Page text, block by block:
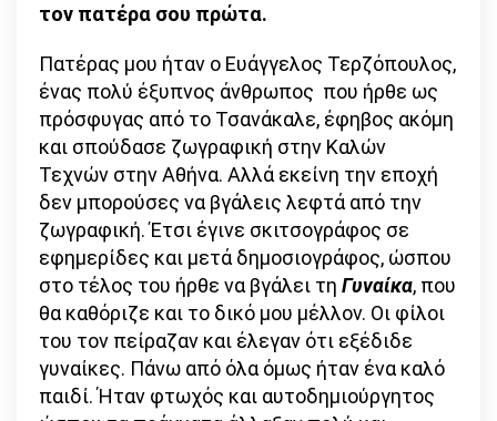
τον πατέρα σου πρώτα.
Πατέρας μου ήταν ο Ευάγγελος Τερζόπουλος,
ένας πολύ έξυπνος άνθρωπος που ήρθε ως
πρόσφυγας από το Τσανάκαλε, έφηβος ακόμη
και σπούδασε ζωγραφική στην Καλών
Τεχνών στην Αθήνα. Αλλά εκείνη την εποχή
δεν μπορούσες να βγάλεις λεφτά από την
ζωγραφική. Έτσι έγινε σκιτσογράφος σε
εφημερίδες και μετά δημοσιογράφος, ώσπου
στο τέλος του ήρθε να βγάλει τη Γυναίκα, που
θα καθόριζε και το δικό μου μέλλον. Οι φίλοι
του τον πείραζαν και έλεγαν ότι εξέδιδε
γυναίκες. Πάνω από όλα όμως ήταν ένα καλό
παιδί. Ήταν φτωχός και αυτοδημιούργητος